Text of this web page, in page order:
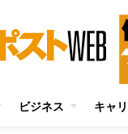
ビジネス キャ